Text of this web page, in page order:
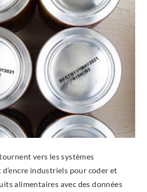
vers les systèmes
d’encre industriels pour coder et
alimentaires avec des données